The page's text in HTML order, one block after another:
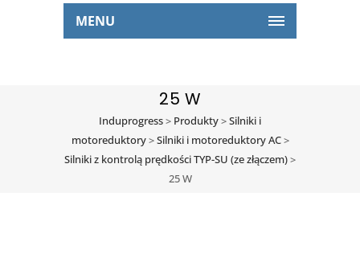
MENU
25 W
Induprogress> Produkty>Silniki i
motoreduktory>Silniki i motoreduktory AC>
Silniki z kontrolą prędkości TYP-SU (ze złączem)>
25 W